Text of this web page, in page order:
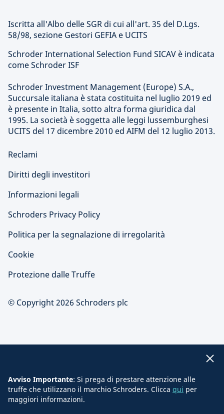
Iscritta all'Albo delle SGR di cui all'art. 35 del D.Lgs.
58/98, sezione Gestori GEFIA e UCITS
Schroder International Selection Fund SICAV è indicata
come Schroder ISF
Schroder Investment Management (Europe) S.A.,
Succursale italiana è stata costituita nel luglio 2019 ed
è presente in Italia, sotto altra forma giuridica dal
1995. La società è soggetta alle leggi lussemburghesi
UCITS del 17 dicembre 2010 ed AIFM del 12 luglio 2013.
Reclami
Diritti degli investitori
Informazioni legali
Schroders Privacy Policy
Politica per la segnalazione di irregolarità
Cookie
Protezione dalle Truffe
© Copyright 2026 Schroders plc
Avviso Importante: Si prega di prestare attenzione alle
truffe che utilizzano il marchio Schroders. Clicca qui per
maggiori informazioni.